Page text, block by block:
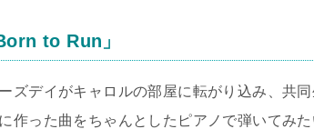
to Run」
ズデイがキャロルの部屋に転がり込み、共
作った曲をちゃんとしたピアノで弾いてみ